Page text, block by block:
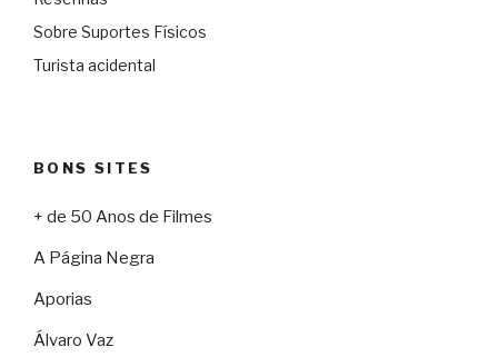
Sobre Suportes Físicos
Turista acidental
BONS SITES
+ de 50 Anos de Filmes
A Página Negra
Aporias
Álvaro Vaz